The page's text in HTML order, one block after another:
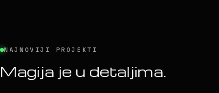
NAJNOVIJI PROJEKTI
Magija je u detaljima.